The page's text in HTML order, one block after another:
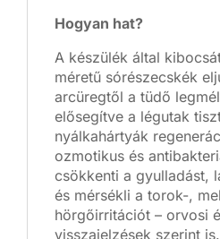
Hogyan hat?
A készülék által
méretű sórészecskék
arcüregtől a tüdő
elősegítve a légutak
nyálkahártyák
ozmotikus és
csökkenti a gyulladást,
és mérsékli a torok-,
hörgőirritációt – orvosi
visszajelzések szerint is.